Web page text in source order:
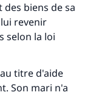
biens de sa
revenir
selon la loi
titre d'aide
Son mari n'a
la vie de
à votre